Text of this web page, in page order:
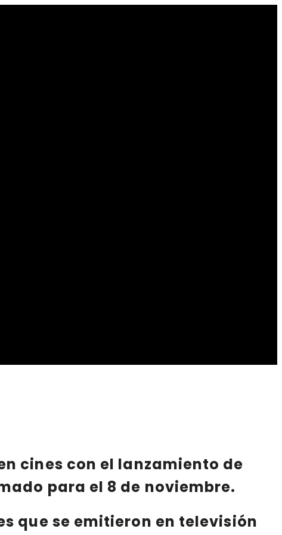
cines con el lanzamiento de
para el 8 de noviembre.
que se emitieron en televisión